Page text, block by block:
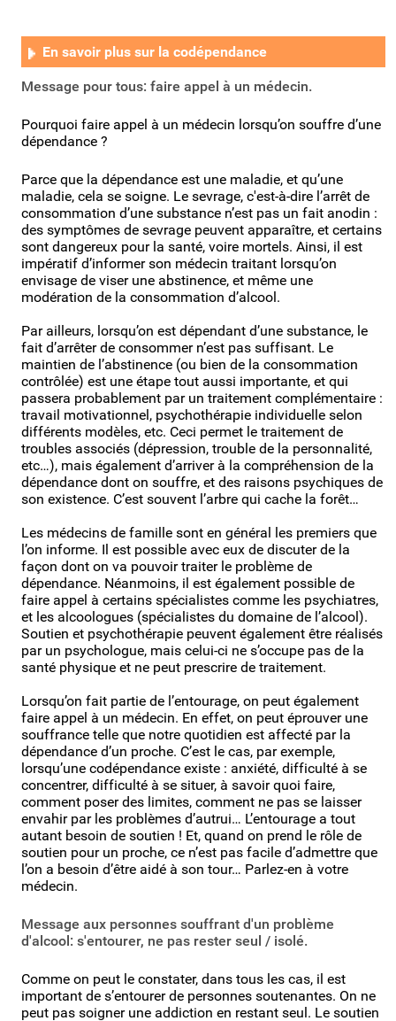
En savoir plus sur la codépendance
Message pour tous: faire appel à un médecin.
Pourquoi faire appel à un médecin lorsqu’on souffre d’une
dépendance ?
Parce que la dépendance est une maladie, et qu’une
maladie, cela se soigne. Le sevrage, c'est-à-dire l’arrêt de
consommation d’une substance n’est pas un fait anodin :
des symptômes de sevrage peuvent apparaître, et certains
sont dangereux pour la santé, voire mortels. Ainsi, il est
impératif d’informer son médecin traitant lorsqu’on
envisage de viser une abstinence, et même une
modération de la consommation d’alcool.
Par ailleurs, lorsqu’on est dépendant d’une substance, le
fait d’arrêter de consommer n’est pas suffisant. Le
maintien de l’abstinence (ou bien de la consommation
contrôlée) est une étape tout aussi importante, et qui
passera probablement par un traitement complémentaire :
travail motivationnel, psychothérapie individuelle selon
différents modèles, etc. Ceci permet le traitement de
troubles associés (dépression, trouble de la personnalité,
etc…), mais également d’arriver à la compréhension de la
dépendance dont on souffre, et des raisons psychiques de
son existence. C’est souvent l’arbre qui cache la forêt…
Les médecins de famille sont en général les premiers que
l’on informe. Il est possible avec eux de discuter de la
façon dont on va pouvoir traiter le problème de
dépendance. Néanmoins, il est également possible de
faire appel à certains spécialistes comme les psychiatres,
et les alcoologues (spécialistes du domaine de l’alcool).
Soutien et psychothérapie peuvent également être réalisés
par un psychologue, mais celui-ci ne s’occupe pas de la
santé physique et ne peut prescrire de traitement.
Lorsqu’on fait partie de l’entourage, on peut également
faire appel à un médecin. En effet, on peut éprouver une
souffrance telle que notre quotidien est affecté par la
dépendance d’un proche. C’est le cas, par exemple,
lorsqu’une codépendance existe : anxiété, difficulté à se
concentrer, difficulté à se situer, à savoir quoi faire,
comment poser des limites, comment ne pas se laisser
envahir par les problèmes d’autrui… L’entourage a tout
autant besoin de soutien ! Et, quand on prend le rôle de
soutien pour un proche, ce n’est pas facile d’admettre que
l’on a besoin d’être aidé à son tour… Parlez-en à votre
médecin.
Message aux personnes souffrant d'un problème
d'alcool: s'entourer, ne pas rester seul / isolé.
Comme on peut le constater, dans tous les cas, il est
important de s’entourer de personnes soutenantes. On ne
peut pas soigner une addiction en restant seul. Le soutien